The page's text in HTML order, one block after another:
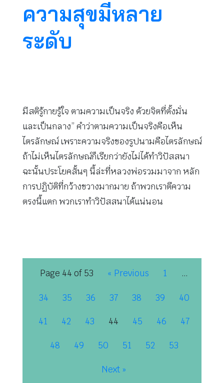
ความสุขมีหลาย
ระดับ
มีสติรู้กายรู้ใจ ตามความเป็นจริง ด้วยจิตที่ตั้งมั่น
และเป็นกลาง” คำว่าตามความเป็นจริงคือเห็น
ไตรลักษณ์ เพราะความจริงของรูปนามคือไตรลักษณ์
ถ้าไม่เห็นไตรลักษณ์ก็เรียกว่ายังไม่ได้ทำวิปัสสนา
ฉะนั้นประโยคสั้นๆ นี้ล่ะที่หลวงพ่อรวมมาจาก หลัก
การปฏิบัติที่กว้างขวางมากมาย ถ้าพวกเราตีความ
ตรงนี้แตก พวกเราทำวิปัสสนาได้แน่นอน
Page 44 of 53 « Previous 1 …
34 35 36 37 38 39 40
41 42 43 44 45 46 47
48 49 50 51 52 53
Next »